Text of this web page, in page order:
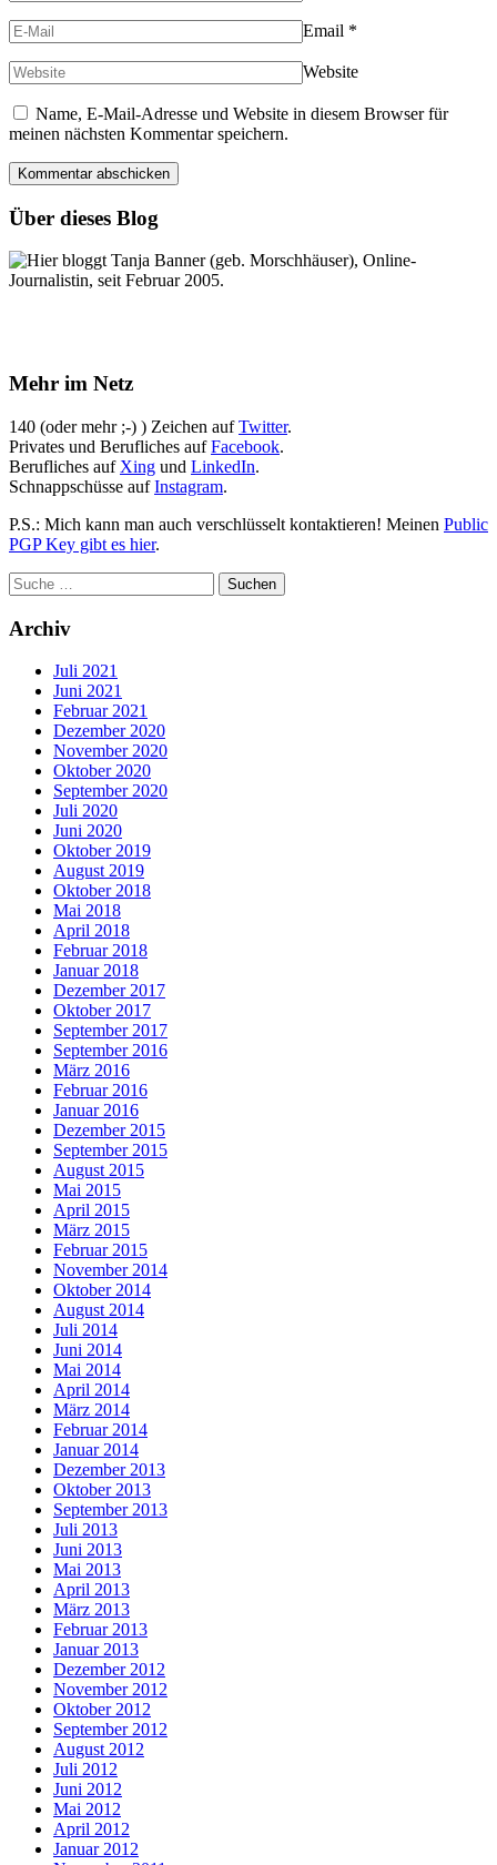
Email *
Website
Name, E-Mail-Adresse und Website in diesem Browser für
meinen nächsten Kommentar speichern.
Über dieses Blog
Hier bloggt Tanja Banner (geb. Morschhäuser), Online-
Journalistin, seit Februar 2005.
Mehr im Netz
140 (oder mehr ;-) ) Zeichen aufTwitter.
Privates und Berufliches aufFacebook.
Berufliches auf Xing und LinkedIn.
Schnappschüsse aufInstagram.
P.S.: Mich kann man auch verschlüsselt kontaktieren! Meinen Public
PGP Key gibt es hier.
Archiv
Juli 2021
Juni 2021
Februar 2021
Dezember 2020
November 2020
Oktober 2020
September 2020
Juli 2020
Juni 2020
Oktober 2019
August 2019
Oktober 2018
Mai 2018
April 2018
Februar 2018
Januar 2018
Dezember 2017
Oktober 2017
September 2017
September 2016
März 2016
Februar 2016
Januar 2016
Dezember 2015
September 2015
August 2015
Mai 2015
April 2015
März 2015
Februar 2015
November 2014
Oktober 2014
August 2014
Juli 2014
Juni 2014
Mai 2014
April 2014
März 2014
Februar 2014
Januar 2014
Dezember 2013
Oktober 2013
September 2013
Juli 2013
Juni 2013
Mai 2013
April 2013
März 2013
Februar 2013
Januar 2013
Dezember 2012
November 2012
Oktober 2012
September 2012
August 2012
Juli 2012
Juni 2012
Mai 2012
April 2012
Januar 2012